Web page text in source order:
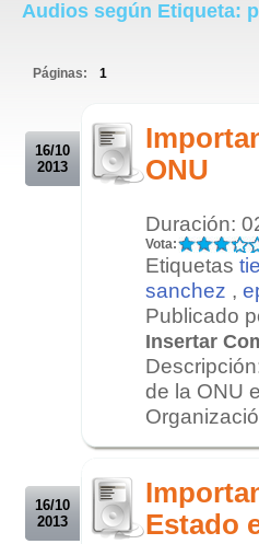
Audios según Etiqueta:
Páginas: 1
16/10
2013
ONU
Duración:
Vota:
Etiquetas
sanchez ,
Publicado
Insertar
de la ONU
16/10
2013
Estado